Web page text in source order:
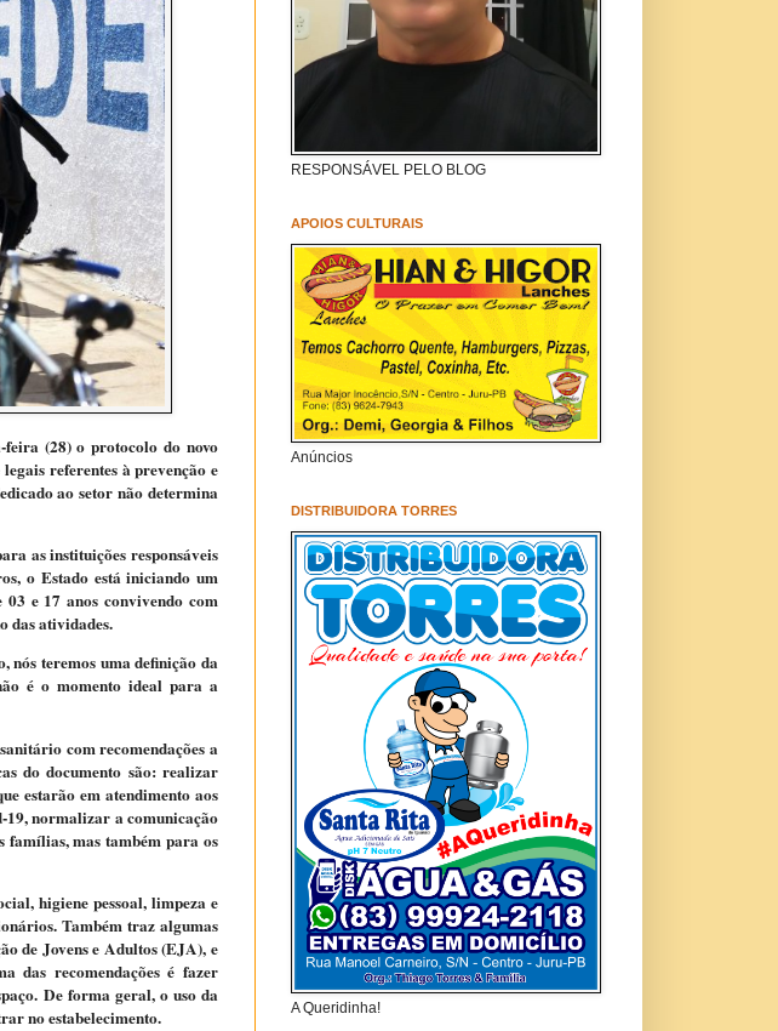
feira (28) o protocolo do novo
referentes à prevenção e
ao setor não determina
as instituições responsáveis
o Estado está iniciando um
e 17 anos convivendo com
das atividades.
nós teremos uma definição da
é o momento ideal para a
com recomendações a
do documento são: realizar
estarão em atendimento aos
19, normalizar a comunicação
famílias, mas também para os
higiene pessoal, limpeza e
Também traz algumas
de Jovens e Adultos (EJA), e
das recomendações é fazer
De forma geral, o uso da
no estabelecimento.
RESPONSÁVEL PELO BLOG
APOIOS CULTURAIS
Anúncios
DISTRIBUIDORA TORRES
A Queridinha!